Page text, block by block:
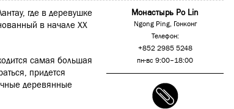
Монастырь Po Lin
Ngong Ping, Гонконг
Телефон:
+852 2985 5248
пн-вс 9:00–18:00
где в деревушке
в начале ХХ
самая большая
придется
деревянные